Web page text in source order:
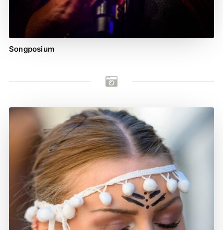
Songposium
